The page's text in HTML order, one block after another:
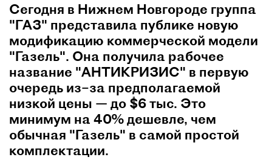
Сегодня в Нижнем Новгороде группа
"ГАЗ" представила публике новую
модификацию коммерческой модели
"Газель". Она получила рабочее
название "АНТИКРИЗИС" в первую
очередь из–за предполагаемой
низкой цены — до $6 тыс. Это
минимум на 40% дешевле, чем
обычная "Газель" в самой простой
комплектации.